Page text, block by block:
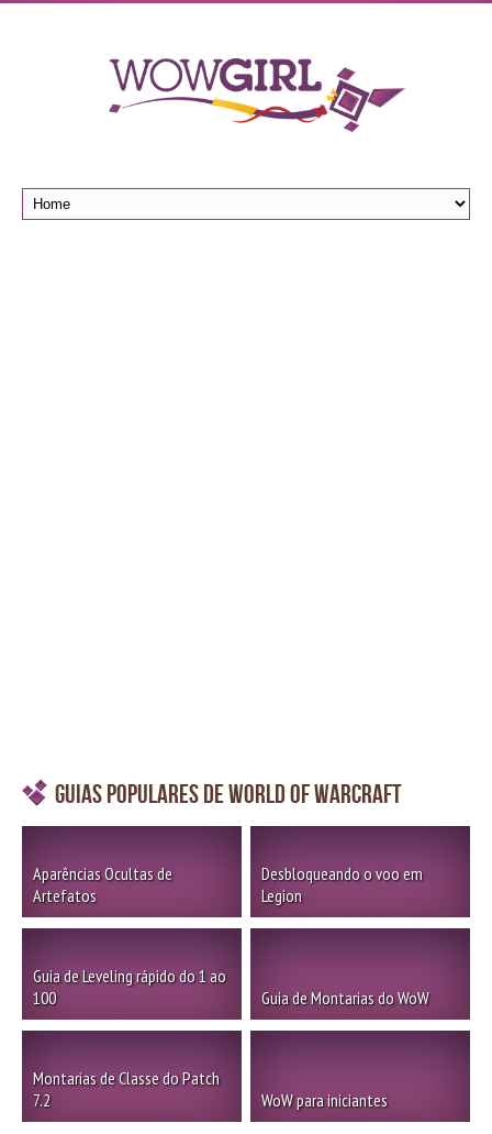
Guias Populares de World of Warcraft
Aparências Ocultas de
Artefatos
Desbloqueando o voo em
Legion
Guia de Leveling rápido do 1 ao
100
Guia de Montarias do WoW
Montarias de Classe do Patch
7.2
WoW para iniciantes